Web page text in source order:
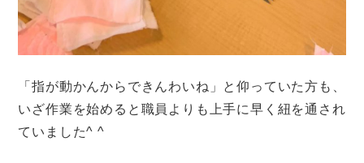
「指が動かんからできんわいね」と仰っていた方も、
いざ作業を始めると職員よりも上手に早く紐を通され
ていました^ ^